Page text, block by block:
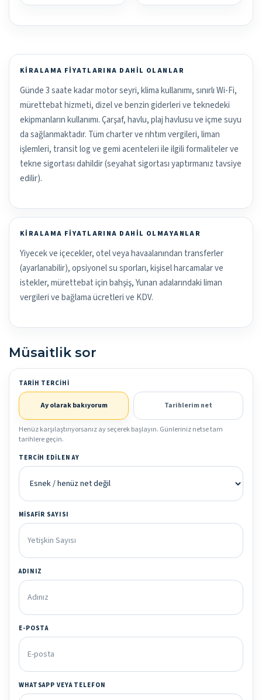
KIRALAMA FIYATLARINA DAHIL OLANLAR
Günde 3 saate kadar motor seyri, klima kullanımı, sınırlı Wi-Fi,
mürettebat hizmeti, dizel ve benzin giderleri ve teknedeki
ekipmanların kullanımı. Çarşaf, havlu, plaj havlusu ve içme suyu
da sağlanmaktadır. Tüm charter ve rıhtım vergileri, liman
işlemleri, transit log ve gemi acenteleri ile ilgili formaliteler ve
tekne sigortası dahildir (seyahat sigortası yaptırmanız tavsiye
edilir).
KIRALAMA FIYATLARINA DAHIL OLMAYANLAR
Yiyecek ve içecekler, otel veya havaalanından transferler
(ayarlanabilir), opsiyonel su sporları, kişisel harcamalar ve
istekler, mürettebat için bahşiş, Yunan adalarındaki liman
vergileri ve bağlama ücretleri ve KDV.
Müsaitlik sor
TARIH TERCIHI
Ay olarak bakıyorum Tarihlerim net
Henüz karşılaştırıyorsanız ay seçerek başlayın. Günleriniz netse tam
tarihlere geçin.
TERCIH EDILEN AY
MISAFIR SAYISI
ADINIZ
E-POSTA
WHATSAPP VEYA TELEFON